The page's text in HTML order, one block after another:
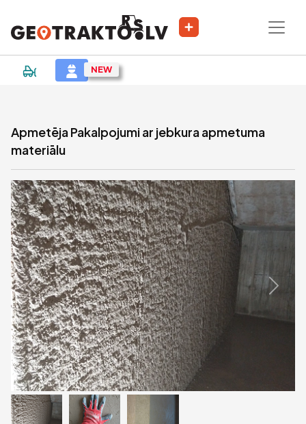
|Sludinājums
Apmetēja Pakalpojumi ar jebkura apmetuma
materiālu